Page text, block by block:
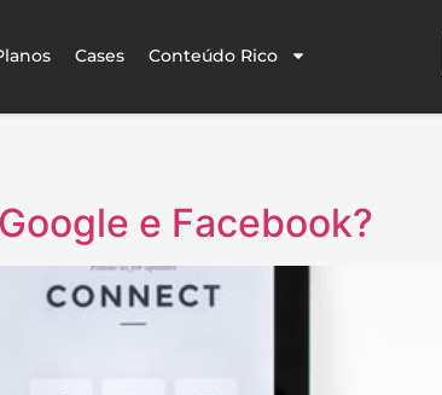
Cases Conteúdo Rico
e Facebook?